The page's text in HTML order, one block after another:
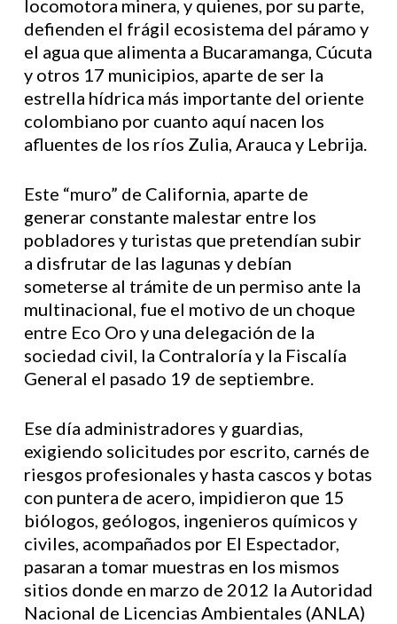
locomotora minera, y quienes, por su parte,
defienden el frágil ecosistema del páramo y
el agua que alimenta a Bucaramanga, Cúcuta
y otros 17 municipios, aparte de ser la
estrella hídrica más importante del oriente
colombiano por cuanto aquí nacen los
afluentes de los ríos Zulia, Arauca y Lebrija.
Este “muro” de California, aparte de
generar constante malestar entre los
pobladores y turistas que pretendían subir
a disfrutar de las lagunas y debían
someterse al trámite de un permiso ante la
multinacional, fue el motivo de un choque
entre Eco Oro y una delegación de la
sociedad civil, la Contraloría y la Fiscalía
General el pasado 19 de septiembre.
Ese día administradores y guardias,
exigiendo solicitudes por escrito, carnés de
riesgos profesionales y hasta cascos y botas
con puntera de acero, impidieron que 15
biólogos, geólogos, ingenieros químicos y
civiles, acompañados por El Espectador,
pasaran a tomar muestras en los mismos
sitios donde en marzo de 2012 la Autoridad
Nacional de Licencias Ambientales (ANLA)